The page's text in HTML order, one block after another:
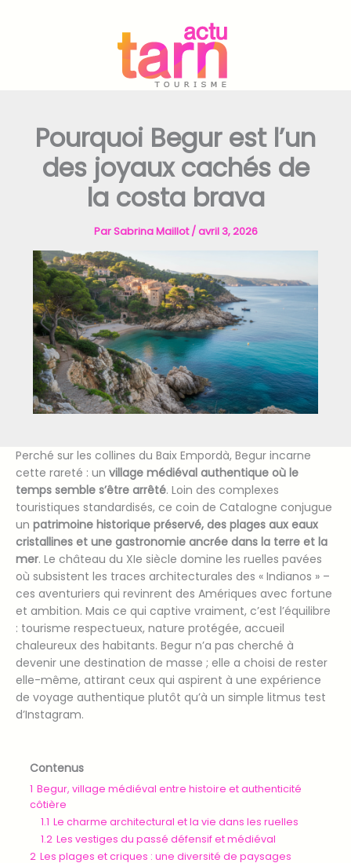
Pourquoi Begur est l’un
des joyaux cachés de
la costa brava
ParSabrina Maillot/avril 3, 2026
Perché sur les collines du Baix Empordà, Begur incarne
cette rareté : un village médiéval authentique où le
temps semble s’être arrêté. Loin des complexes
touristiques standardisés, ce coin de Catalogne conjugue
un patrimoine historique préservé, des plages aux eaux
cristallines et une gastronomie ancrée dans la terre et la
mer. Le château du XIe siècle domine les ruelles pavées
où subsistent les traces architecturales des « Indianos » –
ces aventuriers qui revinrent des Amériques avec fortune
et ambition. Mais ce qui captive vraiment, c’est l’équilibre
: tourisme respectueux, nature protégée, accueil
chaleureux des habitants. Begur n’a pas cherché à
devenir une destination de masse ; elle a choisi de rester
elle-même, attirant ceux qui aspirent à une expérience
de voyage authentique plutôt qu’à un simple litmus test
d’Instagram.
Contenus
1 Begur, village médiéval entre histoire et authenticité
côtière
1.1 Le charme architectural et la vie dans les ruelles
1.2 Les vestiges du passé défensif et médiéval
2 Les plages et criques : une diversité de paysages